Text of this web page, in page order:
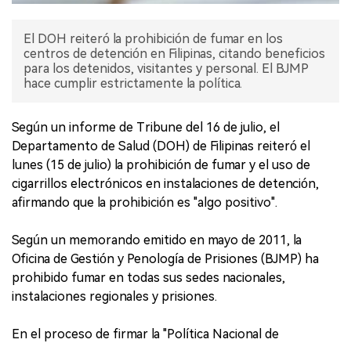
El DOH reiteró la prohibición de fumar en los
centros de detención en Filipinas, citando beneficios
para los detenidos, visitantes y personal. El BJMP
hace cumplir estrictamente la política.
Según un informe de Tribune del 16 de julio, el
Departamento de Salud (DOH) de Filipinas reiteró el
lunes (15 de julio) la prohibición de fumar y el uso de
cigarrillos electrónicos en instalaciones de detención,
afirmando que la prohibición es "algo positivo".
Según un memorando emitido en mayo de 2011, la
Oficina de Gestión y Penología de Prisiones (BJMP) ha
prohibido fumar en todas sus sedes nacionales,
instalaciones regionales y prisiones.
En el proceso de firmar la "Política Nacional de